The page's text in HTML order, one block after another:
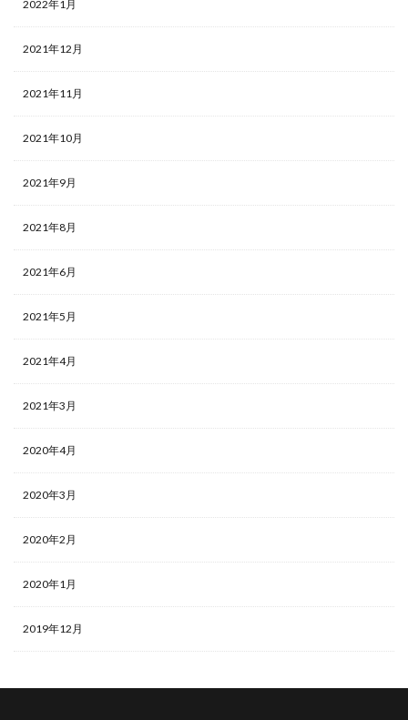
2022年1月
2021年12月
2021年11月
2021年10月
2021年9月
2021年8月
2021年6月
2021年5月
2021年4月
2021年3月
2020年4月
2020年3月
2020年2月
2020年1月
2019年12月